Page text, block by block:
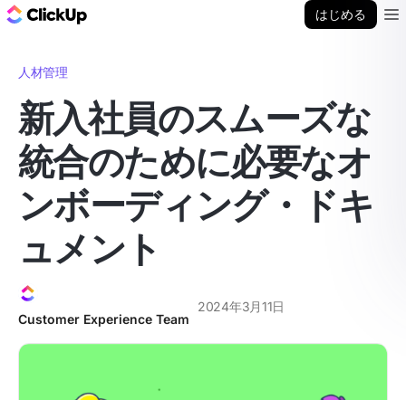
はじめる
人材管理
新入社員のスムーズな
統合のために必要なオ
ンボーディング・ドキ
ュメント
Customer Experience Team
2024年3月11日